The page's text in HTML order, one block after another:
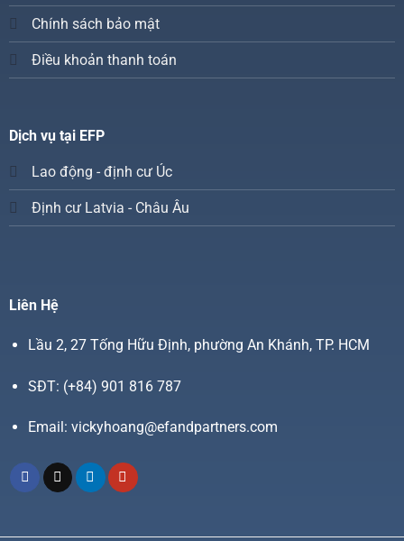
Chính sách bảo mật
Điều khoản thanh toán
Dịch vụ tại EFP
Lao động - định cư Úc
Định cư Latvia - Châu Âu
Liên Hệ
Lầu 2, 27 Tống Hữu Định, phường An Khánh, TP. HCM
SĐT: (+84) 901 816 787
Email: vickyhoang@efandpartners.com